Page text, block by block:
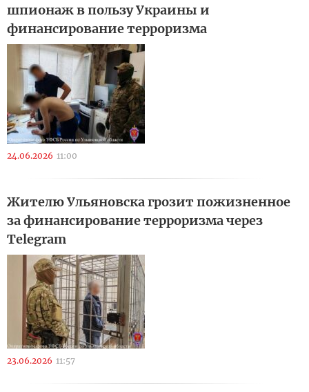
шпионаж в пользу Украины и
финансирование терроризма
24.06.2026 11:00
Жителю Ульяновска грозит пожизненное
за финансирование терроризма через
Telegram
23.06.2026 11:57